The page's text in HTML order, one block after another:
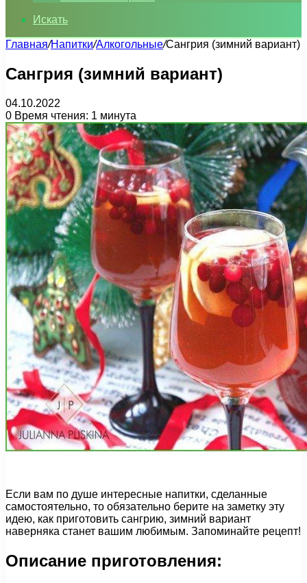
Искать
Главная/Напитки/Алкогольные/Сангрия (зимний вариант)
Сангрия (зимний вариант)
04.10.2022
0 Время чтения: 1 минута
Если вам по душе интересные напитки, сделанные
самостоятельно, то обязательно берите на заметку эту
идею, как приготовить cангрию, зимний вариант
наверняка станет вашим любимым. Запоминайте рецепт!
Описание приготовления: